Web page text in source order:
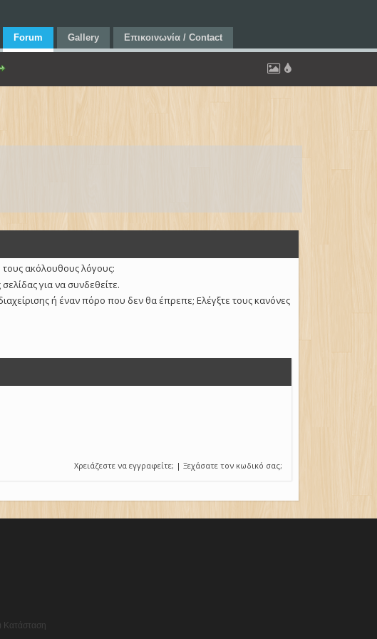
Forum Gallery Επικοινωνία / Contact
τους ακόλουθους λόγους:
για να συνδεθείτε.
ή έναν πόρο που δεν θα έπρεπε; Ελέγξτε τους κανόνες
Χρειάζεστε να εγγραφείτε; |Ξεχάσατε τον κωδικό σας;
Κατάσταση